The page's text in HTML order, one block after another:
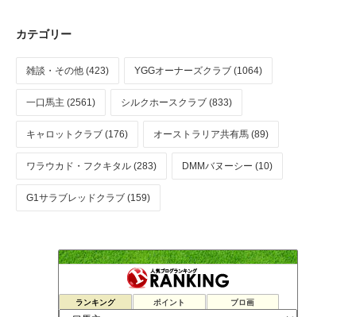
カテゴリー
雑談・その他 (423) YGGオーナーズクラブ (1064)
一口馬主 (2561) シルクホースクラブ (833)
キャロットクラブ (176) オーストラリア共有馬 (89)
ワラウカド・フクキタル (283) DMMバヌーシー (10)
G1サラブレッドクラブ (159)
ランキング ポイント ブロ画